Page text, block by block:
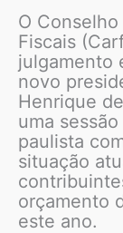
O
Fiscais
julgamento
novo
Henrique
uma
paulista
situação
orçamento
este ano.